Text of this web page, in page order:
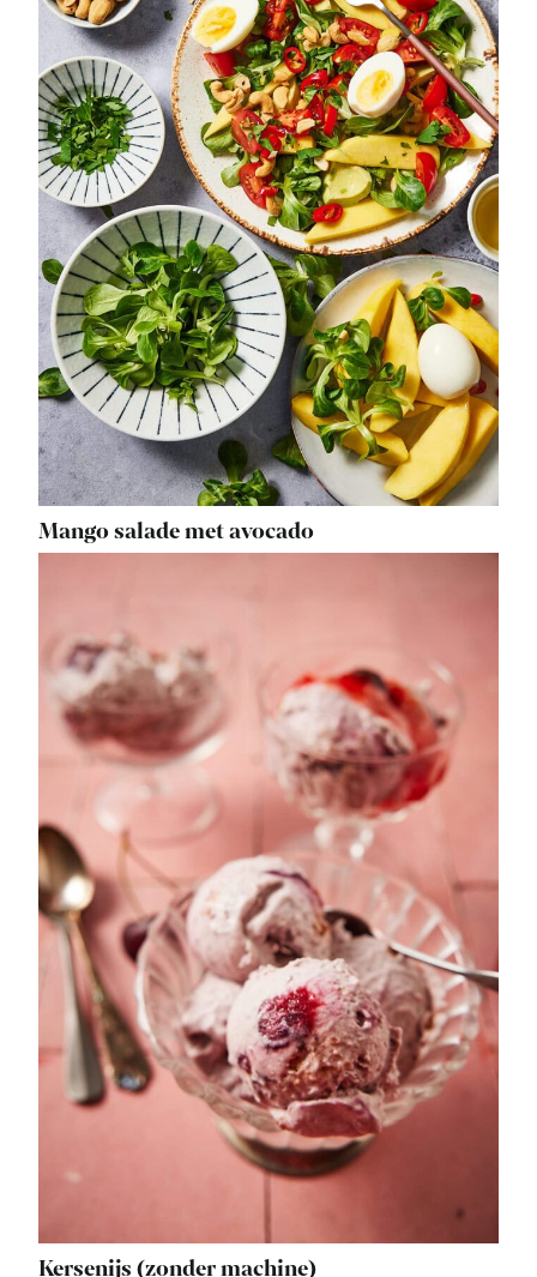
Mango salade met avocado
Kersenijs (zonder machine)